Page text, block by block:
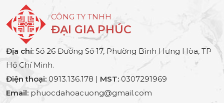
CÔNG TY TNHH
ĐẠI GIA PHÚC
Địa chỉ: Số 26 Đường Số 17, Phường Bình Hưng Hòa, TP
Hồ Chí Minh.
Điện thoại: 0913.136.178 | MST: 0307291969
Email: phuocdahoacuong@gmail.com